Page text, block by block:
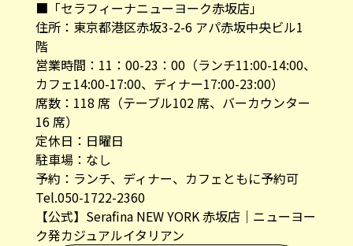
■「セラフィーナニューヨーク赤坂店」
住所：東京都港区赤坂3-2-6 アパ赤坂中央ビル1
階
営業時間：11：00-23：00（ランチ11:00-14:00、
カフェ14:00-17:00、ディナー17:00-23:00）
席数：118 席（テーブル102 席、バーカウンター
16 席）
定休日：日曜日
駐車場：なし
予約：ランチ、ディナー、カフェともに予約可
Tel.050-1722-2360
【公式】Serafina NEW YORK 赤坂店｜ニューヨー
ク発カジュアルイタリアン